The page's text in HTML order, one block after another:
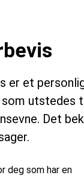
er et
utstedes
Det
deg som har en